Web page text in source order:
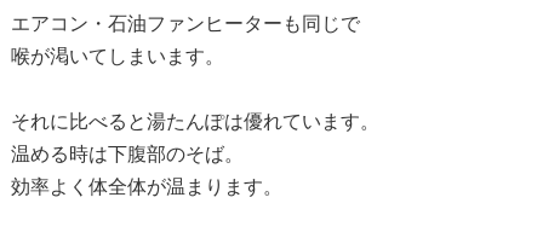
エアコン・石油ファンヒーターも同じで
喉が渇いてしまいます。
それに比べると湯たんぽは優れています。
温める時は下腹部のそば。
効率よく体全体が温まります。